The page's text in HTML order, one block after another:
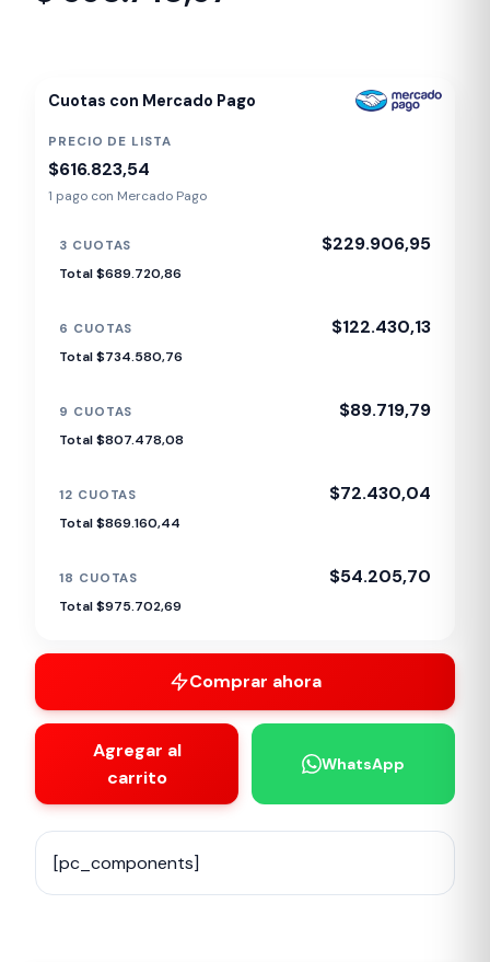
Cuotas con Mercado Pago
PRECIO DE LISTA
$616.823,54
1 pago con Mercado Pago
3 CUOTAS $229.906,95
Total $689.720,86
6 CUOTAS $122.430,13
Total $734.580,76
9 CUOTAS $89.719,79
Total $807.478,08
12 CUOTAS $72.430,04
Total $869.160,44
18 CUOTAS $54.205,70
Total $975.702,69
Comprar ahora
Agregar al
carrito
WhatsApp
[pc_components]